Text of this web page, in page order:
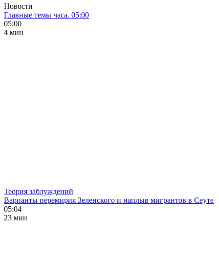
Новости
Главные темы часа. 05:00
05:00
4 мин
Теория заблуждений
Варианты перемирия Зеленского и наплыв мигрантов в Сеуте
05:04
23 мин